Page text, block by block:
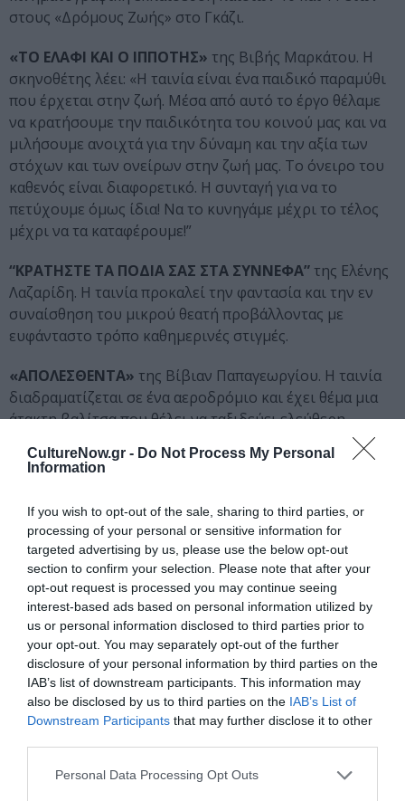
CultureNow.gr - Do Not Process My Personal
Information
If you wish to opt-out of the sale, sharing to third parties, or
processing of your personal or sensitive information for
targeted advertising by us, please use the below opt-out
section to confirm your selection. Please note that after your
opt-out request is processed you may continue seeing
interest-based ads based on personal information utilized by
us or personal information disclosed to third parties prior to
your opt-out. You may separately opt-out of the further
disclosure of your personal information by third parties on the
IAB’s list of downstream participants. This information may
also be disclosed by us to third parties on the IAB’s List of
Downstream Participants that may further disclose it to other
Personal Data Processing Opt Outs
στους «Δρόμους Ζωής» στο Γκάζι.
«ΤΟ ΕΛΑΦΙ ΚΑΙ Ο ΙΠΠΟΤΗΣ» της Βιβής Μαρκάτου. Η
σκηνοθέτης λέει: «Η ταινία είναι ένα παιδικό παραμύθι
που έρχεται στην ζωή. Μέσα από αυτό το έργο θέλαμε
να κρατήσουμε την παιδικότητα του κοινού μας και να
μιλήσουμε ανοιχτά για την δύναμη και την αξία των
στόχων και των ονείρων στην ζωή μας. Το όνειρο του
καθενός είναι διαφορετικό. Η συνταγή για να το
πετύχουμε όμως ίδια! Να το κυνηγάμε μέχρι το τέλος
μέχρι να τα καταφέρουμε!”
“ΚΡΑΤΗΣΤΕ ΤΑ ΠΟΔΙΑ ΣΑΣ ΣΤΑ ΣΥΝΝΕΦΑ” της Ελένης
Λαζαρίδη. Η ταινία προκαλεί την φαντασία και την εν
συναίσθηση του μικρού θεατή προβάλλοντας με
ευφάνταστο τρόπο καθημερινές στιγμές.
«ΑΠΟΛΕΣΘΕΝΤΑ» της Βίβιαν Παπαγεωργίου. Η ταινία
διαδραματίζεται σε ένα αεροδρόμιο και έχει θέμα μια
άτακτη βαλίτσα που θέλει να ταξιδεύει ελεύθερη.
Tαινίες Μικρού Μήκους από παιδιά
Στο πρόγραμμα “ταινίες μικρού μήκους από παιδιά” τα
παιδιά εκφράζουν τις ανησυχίες τους
προβληματισμούς τους και τα όνειρά τους και
ευρύτερα το πώς βλέπουν τον κόσμο και την ζωή τους.
Με αυτόν τον τρόπο θέλουμε να συνθέσουμε μια
συνολική εικόνα για το πώς ζουν τα παιδιά σε
διαφορετικές χώρες και ηπείρους και να συμβάλλουμε
στο να εξοικειωθούν τα παιδιά με άλλες κουλτούρες και
με την έννοια της διαφορετικότητας. Το πρόγραμμα
προβάλλεται αποκλειστικά διαδικτυακά στην επίσημη
σελίδα του φεστιβάλ. Οι ταινίες μικρού μήκους από
παιδιά προβάλλονται και τις δυο μέρες αποκλειστικά
διαδικτυακά μέσα από την επίσημη σελίδα του